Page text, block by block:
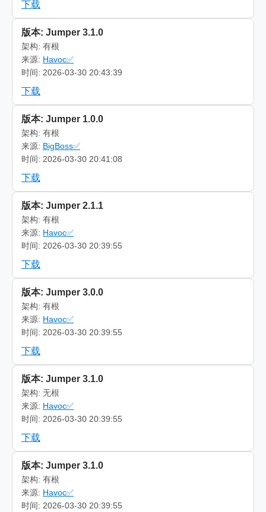
下载
版本: Jumper 3.1.0
架构: 有根
来源: Havoc✅
时间: 2026-03-30 20:43:39
下载
版本: Jumper 1.0.0
架构: 有根
来源: BigBoss✅
时间: 2026-03-30 20:41:08
下载
版本: Jumper 2.1.1
架构: 有根
来源: Havoc✅
时间: 2026-03-30 20:39:55
下载
版本: Jumper 3.0.0
架构: 有根
来源: Havoc✅
时间: 2026-03-30 20:39:55
下载
版本: Jumper 3.1.0
架构: 无根
来源: Havoc✅
时间: 2026-03-30 20:39:55
下载
版本: Jumper 3.1.0
架构: 有根
来源: Havoc✅
时间: 2026-03-30 20:39:55